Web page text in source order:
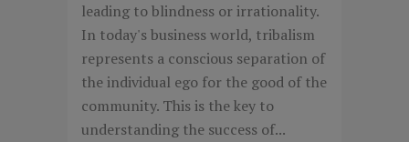
leading to blindness or irrationality.
In today's business world, tribalism
represents a conscious separation of
the individual ego for the good of the
community. This is the key to
understanding the success of...